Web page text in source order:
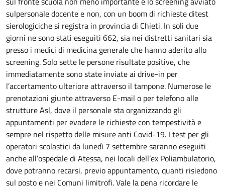
sulpersonale docente e non, con un boom di richieste ditest
sierologiciche si registra in provincia di Chieti. In soli due
giorni ne sono stati eseguiti 662, sia nei distretti sanitari sia
presso i medici di medicina generale che hanno aderito allo
screening. Solo sette le persone risultate positive, che
immediatamente sono state inviate ai drive-in per
l’accertamento ulteriore attraverso il tampone. Numerose le
prenotazioni giunte attraverso E-mail o per telefono alle
strutture Asl, dove il personale sta organizzando gli
appuntamenti per evadere le richieste con tempestività e
sempre nel rispetto delle misure anti Covid-19. I test per gli
operatori scolastici da lunedì 7 settembre saranno eseguiti
anche all’ospedale di Atessa, nei locali dell’ex Poliambulatorio,
dove potranno recarsi, previo appuntamento, quanti risiedono
sul posto e nei Comuni limitrofi. Vale la pena ricordare le